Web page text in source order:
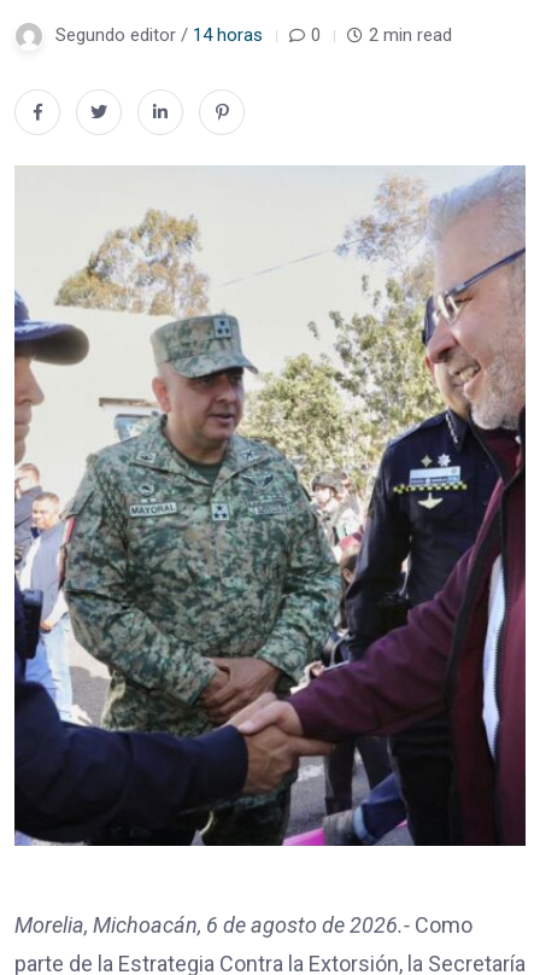
Segundo editor / 14 horas 0 2 min read
Morelia, Michoacán, 6 de agosto de 2026.- Como
parte de la Estrategia Contra la Extorsión, la Secretaría